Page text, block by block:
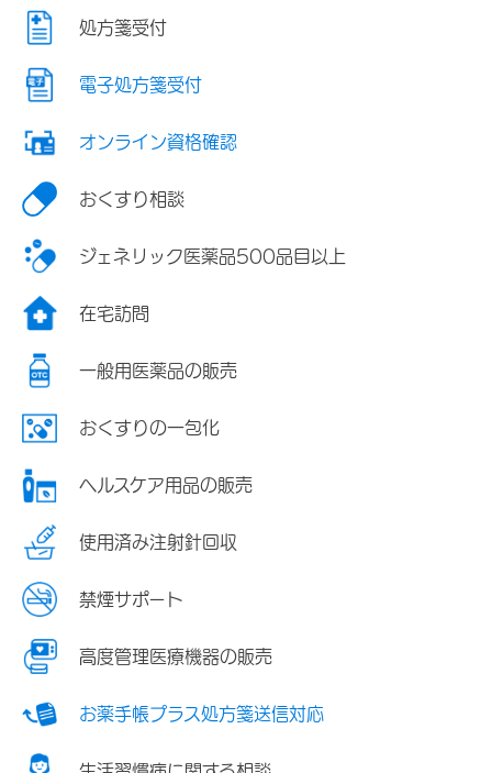
処方箋受付
電子処方箋受付
オンライン資格確認
おくすり相談
ジェネリック医薬品500品目以上
在宅訪問
一般用医薬品の販売
おくすりの一包化
ヘルスケア用品の販売
使用済み注射針回収
禁煙サポート
高度管理医療機器の販売
お薬手帳プラス処方箋送信対応